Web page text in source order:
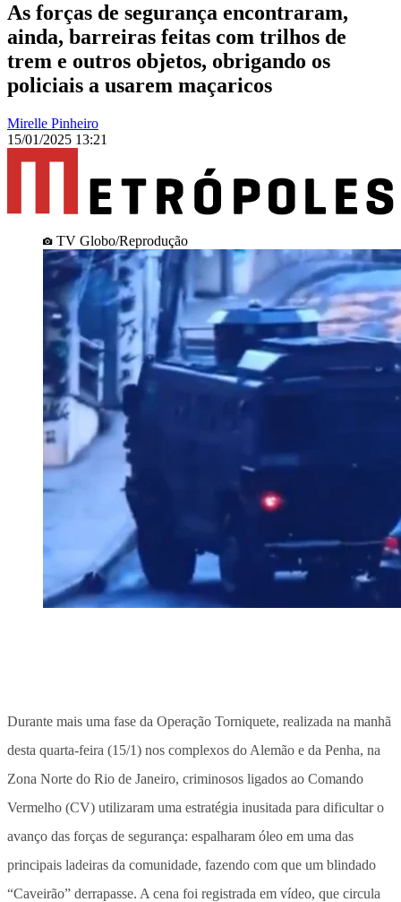
As forças de segurança encontraram,
ainda, barreiras feitas com trilhos de
trem e outros objetos, obrigando os
policiais a usarem maçaricos
Mirelle Pinheiro
15/01/2025 13:21
TV Globo/Reprodução
Durante mais uma fase da Operação Torniquete, realizada na manhã
desta quarta-feira (15/1) nos complexos do Alemão e da Penha, na
Zona Norte do Rio de Janeiro, criminosos ligados ao Comando
Vermelho (CV) utilizaram uma estratégia inusitada para dificultar o
avanço das forças de segurança: espalharam óleo em uma das
principais ladeiras da comunidade, fazendo com que um blindado
“Caveirão” derrapasse. A cena foi registrada em vídeo, que circula